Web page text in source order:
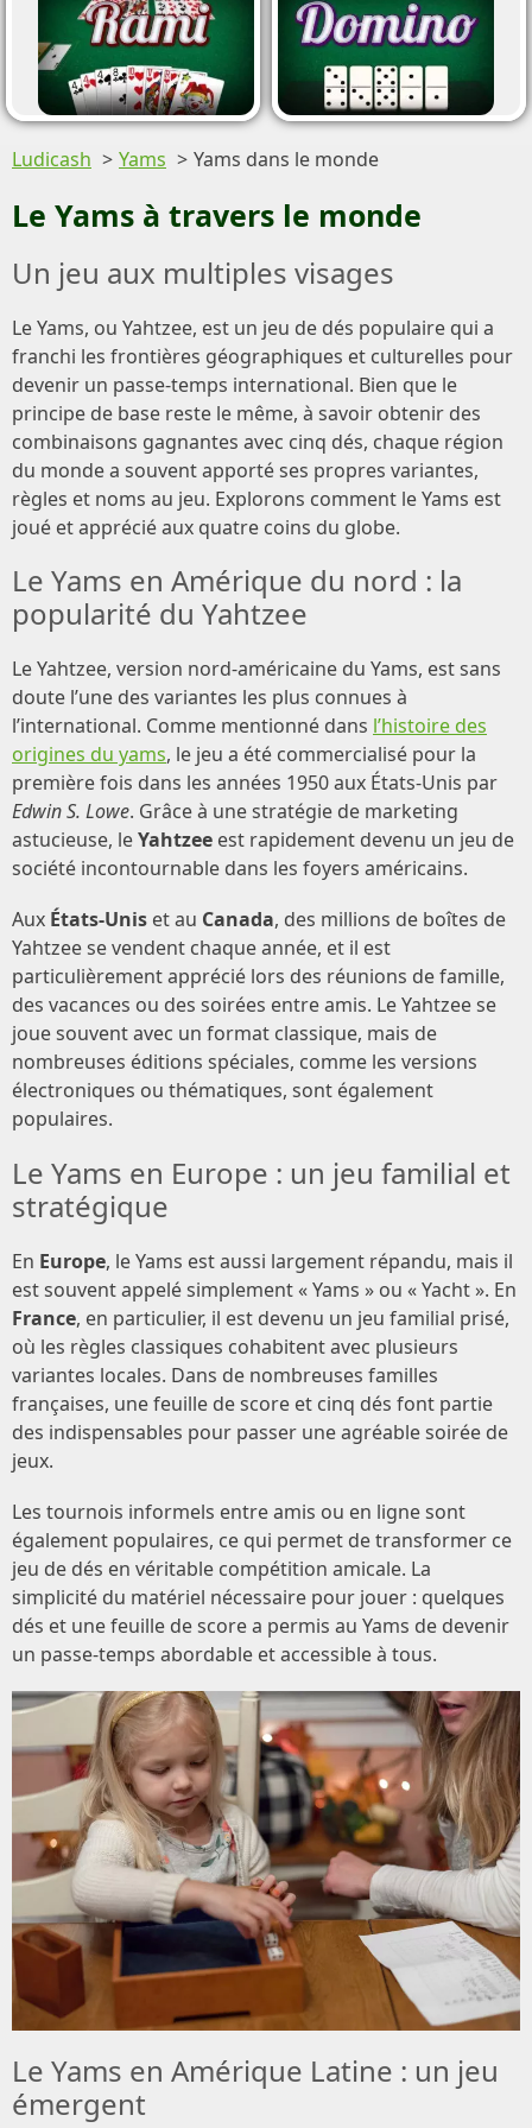
Ludicash Yams Yams dans le monde
Le Yams à travers le monde
Un jeu aux multiples visages
Le Yams, ou Yahtzee, est un jeu de dés populaire qui a
franchi les frontières géographiques et culturelles pour
devenir un passe-temps international. Bien que le
principe de base reste le même, à savoir obtenir des
combinaisons gagnantes avec cinq dés, chaque région
du monde a souvent apporté ses propres variantes,
règles et noms au jeu. Explorons comment le Yams est
joué et apprécié aux quatre coins du globe.
Le Yams en Amérique du nord : la
popularité du Yahtzee
Le Yahtzee, version nord-américaine du Yams, est sans
doute l’une des variantes les plus connues à
l’international. Comme mentionné dans l’histoire des
origines du yams, le jeu a été commercialisé pour la
première fois dans les années 1950 aux États-Unis par
Edwin S. Lowe. Grâce à une stratégie de marketing
astucieuse, leYahtzee est rapidement devenu un jeu de
société incontournable dans les foyers américains.
Aux États-Unis et au Canada, des millions de boîtes de
Yahtzee se vendent chaque année, et il est
particulièrement apprécié lors des réunions de famille,
des vacances ou des soirées entre amis. Le Yahtzee se
joue souvent avec un format classique, mais de
nombreuses éditions spéciales, comme les versions
électroniques ou thématiques, sont également
populaires.
Le Yams en Europe : un jeu familial et
stratégique
En Europe, le Yams est aussi largement répandu, mais il
est souvent appelé simplement « Yams » ou « Yacht ». En
France, en particulier, il est devenu un jeu familial prisé,
où les règles classiques cohabitent avec plusieurs
variantes locales. Dans de nombreuses familles
françaises, une feuille de score et cinq dés font partie
des indispensables pour passer une agréable soirée de
jeux.
Les tournois informels entre amis ou en ligne sont
également populaires, ce qui permet de transformer ce
jeu de dés en véritable compétition amicale. La
simplicité du matériel nécessaire pour jouer : quelques
dés et une feuille de score a permis au Yams de devenir
un passe-temps abordable et accessible à tous.
Le Yams en Amérique Latine : un jeu
émergent